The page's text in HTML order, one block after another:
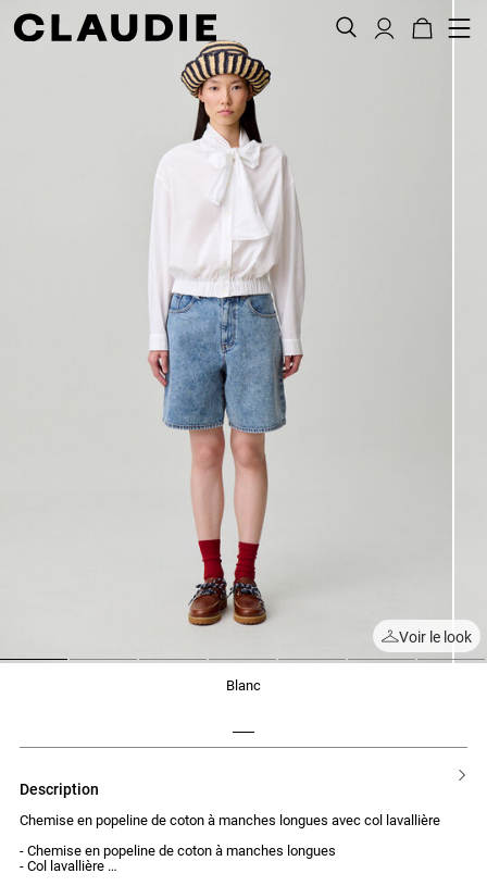
Voir le look
blanc
description
Chemise en popeline de coton à manches longues avec col lavallière
- Chemise en popeline de coton à manches longues
- Col lavallière